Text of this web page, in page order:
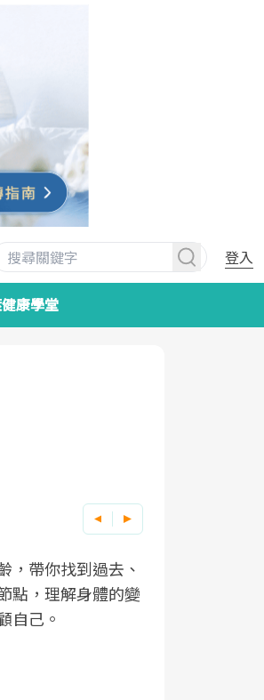
登入
康學堂
，帶你找到過去、
點，理解身體的變
自己。